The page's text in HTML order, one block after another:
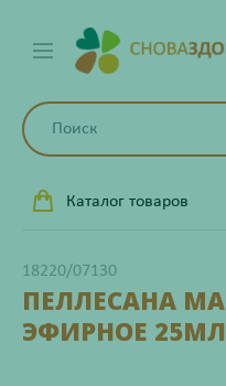
Каталог товаров
18220/07130
ПЕЛЛЕСАНА
ЭФИРНОЕ